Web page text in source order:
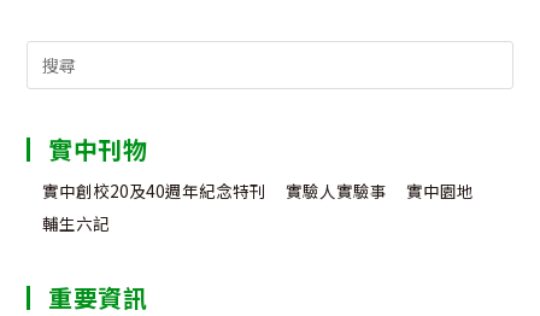
Search
for:
實中刊物
實中創校20及40週年紀念特刊 實驗人實驗事
實中園地
輔生六記
重要資訊